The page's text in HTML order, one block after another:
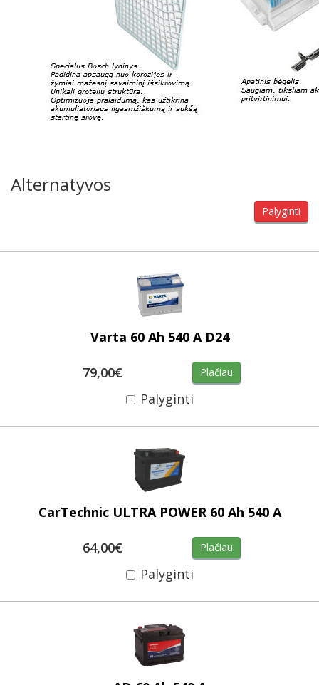
Alternatyvos
Palyginti
Varta 60 Ah 540 A D24
79,00€ Plačiau
Palyginti
CarTechnic ULTRA POWER 60 Ah 540 A
64,00€ Plačiau
Palyginti